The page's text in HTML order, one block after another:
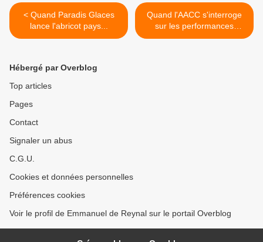
< Quand Paradis Glaces
lance l'abricot pays...
Quand l'AACC s'interroge
sur les performances
économiques de la
Hébergé par Overblog
Top articles
Pages
Contact
Signaler un abus
C.G.U.
Cookies et données personnelles
Préférences cookies
Voir le profil de Emmanuel de Reynal sur le portail Overblog